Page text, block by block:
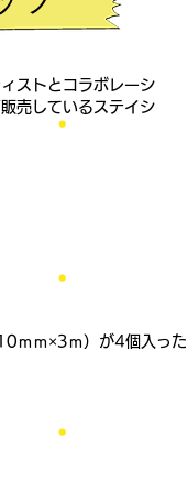
ストとコラボレーシ
売しているステイシ
ｍｍ×3ｍ）が4個入った